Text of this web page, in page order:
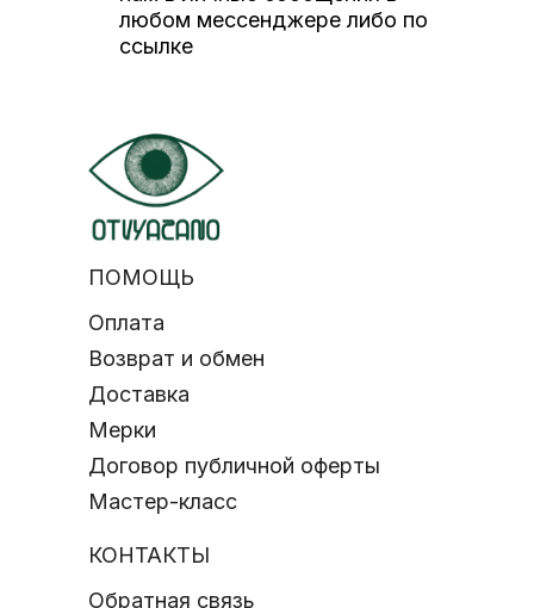
любом мессенджере либо по
ссылке
ПОМОЩЬ
КОНТАКТЫ
Оплата
Возврат и обмен
Мерки
Мастер-класс
Договор публичной оферты
Доставка
Обратная связь